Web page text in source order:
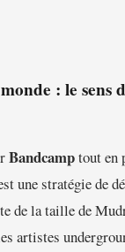
: le sens
Bandcamptout en
une stratégie de
de la taille de
artistes